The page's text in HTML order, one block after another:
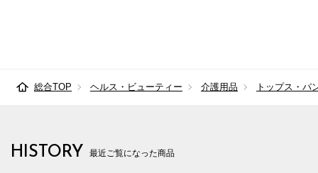
総合TOP ヘルス・ビューティー 介護用品 トップス・パ
HISTORY 最近ご覧になった商品